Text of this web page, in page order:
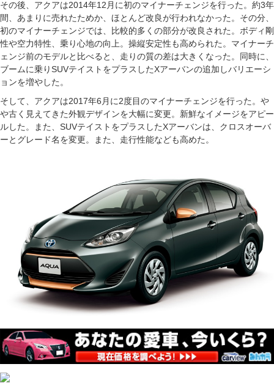
その後、アクアは2014年12月に初のマイナーチェンジを行った。約3年
間、あまりに売れたためか、ほとんど改良が行われなかった。その分、
初のマイナーチェンジでは、比較的多くの部分が改良された。ボディ剛
性や空力特性、乗り心地の向上。操縦安定性も高められた。マイナーチ
ェンジ前のモデルと比べると、走りの質の差は大きくなった。同時に、
ブームに乗りSUVテイストをプラスしたXアーバンの追加しバリエーシ
ョンを増やした。
そして、アクアは2017年6月に2度目のマイナーチェンジを行った。や
や古く見えてきた外観デザインを大幅に変更。新鮮なイメージをアピー
ルした。また、SUVテイストをプラスしたXアーバンは、クロスオーバ
ーとグレード名を変更。また、走行性能なども高めた。